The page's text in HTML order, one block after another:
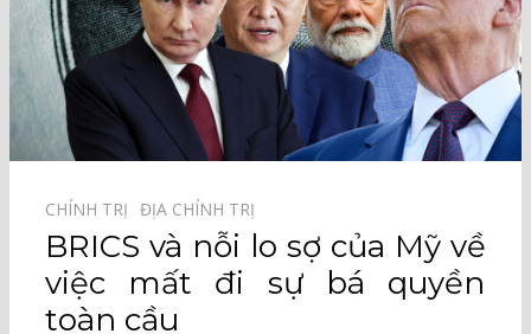
CHÍNH TRỊ⠀ ĐỊA CHÍNH TRỊ⠀
BRICS và nỗi lo sợ của Mỹ về
việc mất đi sự bá quyền
toàn cầu